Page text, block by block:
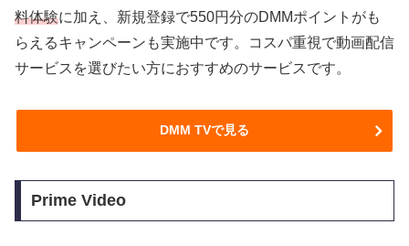
料体験に加え、新規登録で550円分のDMMポイントがも
らえるキャンペーンも実施中です。コスパ重視で動画配信
サービスを選びたい方におすすめのサービスです。
DMM TVで見る
Prime Video